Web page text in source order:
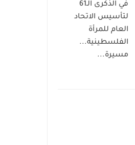
في الذكرى الـ61
لتأسيس الاتحاد
العام للمرأة
الفلسطينية...
مسيرة...